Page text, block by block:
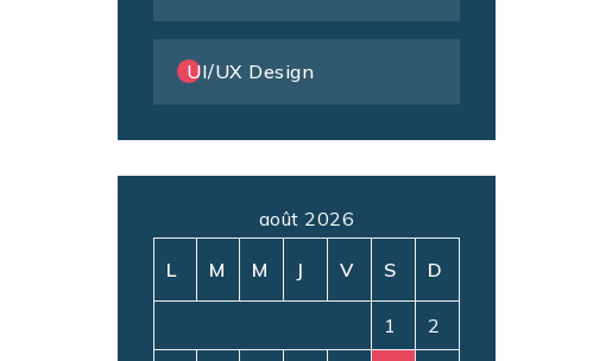
UI/UX Design
août 2026
L M M J V S D
1 2